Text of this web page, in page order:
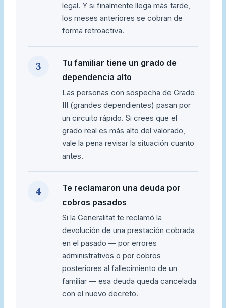
legal. Y si finalmente llega más tarde,
los meses anteriores se cobran de
forma retroactiva.
3
Tu familiar tiene un grado de
dependencia alto
Las personas con sospecha de Grado
III (grandes dependientes) pasan por
un circuito rápido. Si crees que el
grado real es más alto del valorado,
vale la pena revisar la situación cuanto
antes.
4
Te reclamaron una deuda por
cobros pasados
Si la Generalitat te reclamó la
devolución de una prestación cobrada
en el pasado — por errores
administrativos o por cobros
posteriores al fallecimiento de un
familiar — esa deuda queda cancelada
con el nuevo decreto.